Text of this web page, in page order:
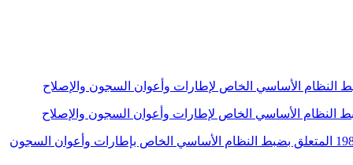
أمر عدد 1933 لسنة 1994 مؤرخ 5 سبتمبر 1994 يتعلق بضبط بعض الأحكام الإستثنائية للأمر عدد 753 لسنة 1984 المؤرخ في 30 أفريل 1984 المتعلق بضبط النظام الأساسي الخاص بإطارات وأعوان السجون